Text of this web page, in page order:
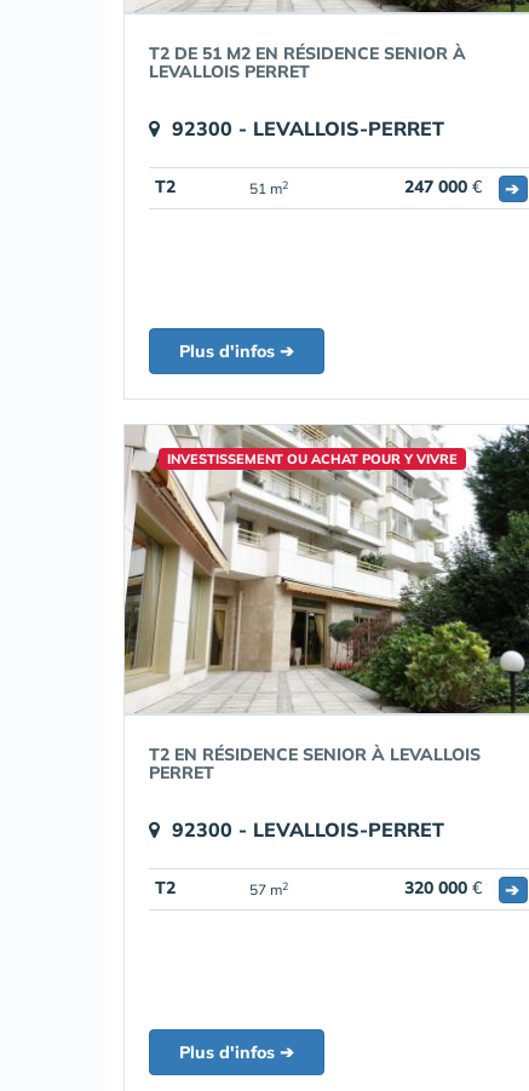
T2 DE 51 M2 EN RÉSIDENCE SENIOR À
LEVALLOIS PERRET
92300 - LEVALLOIS-PERRET
T2 51 m2 247 000 € ➔
Plus d'infos ➔
INVESTISSEMENT OU ACHAT POUR Y VIVRE
T2 EN RÉSIDENCE SENIOR À LEVALLOIS
PERRET
92300 - LEVALLOIS-PERRET
T2 57 m2 320 000 € ➔
Plus d'infos ➔